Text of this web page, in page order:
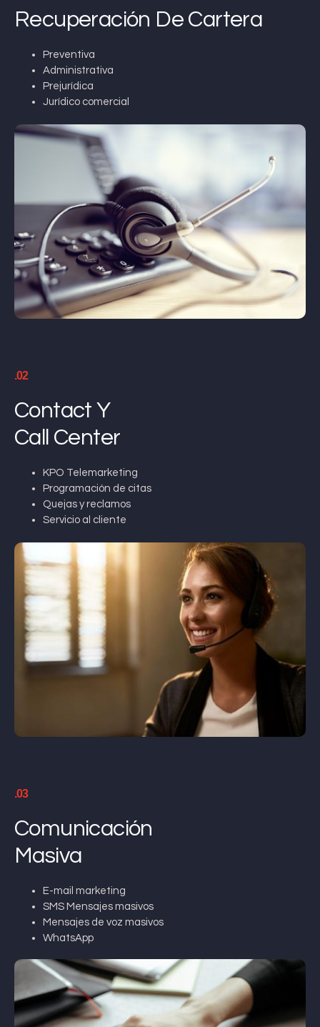
Recuperación De Cartera
Preventiva
Administrativa
Prejurídica
Jurídico comercial
.02
Contact Y
Call Center
KPO Telemarketing
Programación de citas
Quejas y reclamos
Servicio al cliente
.03
Comunicación
Masiva
E-mail marketing
SMS Mensajes masivos
Mensajes de voz masivos
WhatsApp